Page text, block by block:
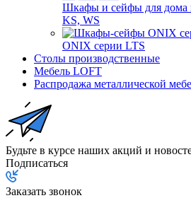
Шкафы и сейфы для дома
KS, WS
ONIX серии LTS
Столы производственные
Мебель LOFT
Распродажа металлической
Будьте в курсе наших акций и
Подписаться
Заказать звонок